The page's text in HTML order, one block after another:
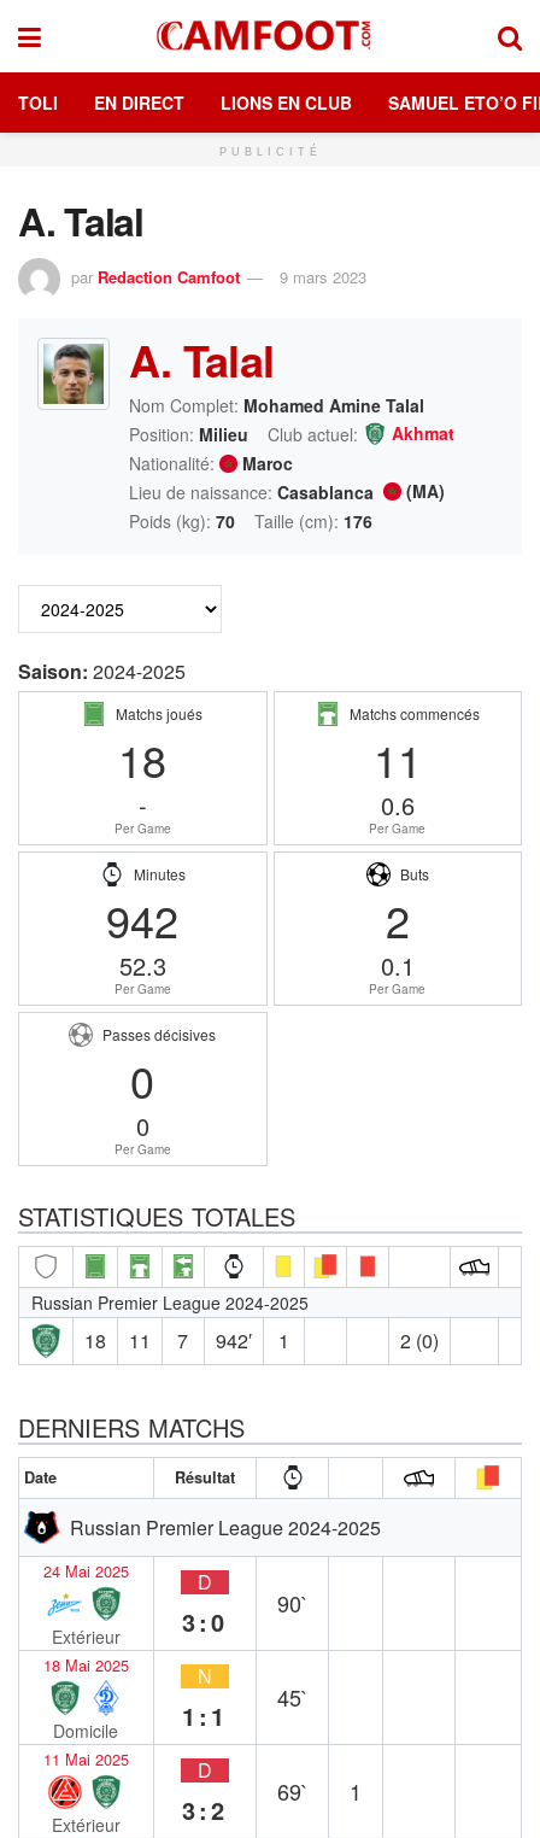
TOLI EN DIRECT LIONS EN CLUB SAMUEL ETO’O
PUBLICITÉ
A. Talal
par Redaction Camfoot 9 mars 2023
A. Talal
Nom Complet: Mohamed Amine Talal
Position: Milieu Club actuel:
Akhmat
Nationalité:
Maroc
Lieu de naissance: Casablanca
(MA)
Poids (kg): 70 Taille (cm): 176
Saison: 2024-2025
Matchs joués
18
-
Per Game
Matchs commencés
11
0.6
Per Game
Minutes
942
52.3
Per Game
Buts
2
0.1
Per Game
Passes décisives
0
0
Per Game
STATISTIQUES TOTALES
Russian Premier League 2024-2025
18 11 7 942′ 1 2 (0)
DERNIERS MATCHS
Date Résultat
Russian Premier League 2024-2025
24 Mai 2025
Extérieur
D
3:0
90`
18 Mai 2025
Domicile
N
1:1
45`
11 Mai 2025
Extérieur
D
3:2
69` 1